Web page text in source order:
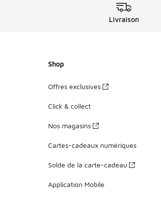
Livraison
Shop
Offres exclusives
Click & collect
Nos magasins
Cartes-cadeaux numériques
Solde de la carte-cadeau
Application Mobile